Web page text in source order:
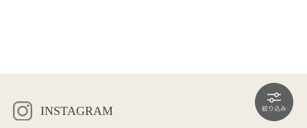
INSTAGRAM